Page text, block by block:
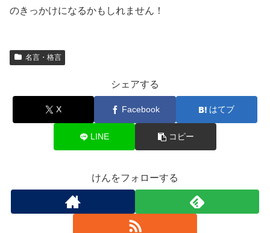
のきっかけになるかもしれません！
名言・格言
シェアする
X Facebook はてブ
LINE コピー
けんをフォローする